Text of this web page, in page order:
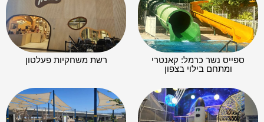
ספייס נשר כרמל: קאנטרי
ומתחם בילוי בצפון
רשת משחקיות פעלטון